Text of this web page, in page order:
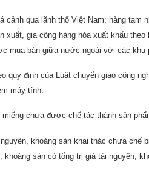
cảnh qua lãnh thổ Việt Nam; hàng
xuất, gia công hàng hóa xuất khẩu
mua bán giữa nước ngoài với các khu
quy định của Luật chuyển giao công
máy tính.
miếng chưa được chế tác thành sản
khoáng sản khai thác chưa chế
sản có tổng trị giá tài nguyên,